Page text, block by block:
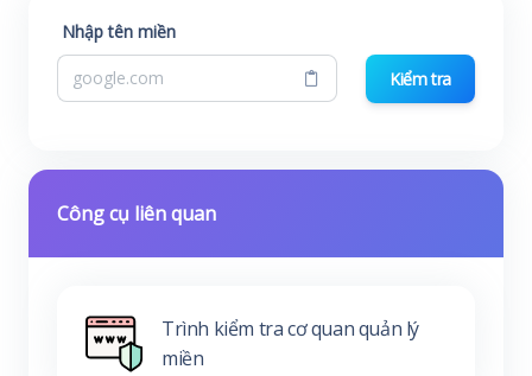
Nhập tên miền
Kiểm tra
Công cụ liên quan
Trình kiểm tra cơ quan quản lý
miền